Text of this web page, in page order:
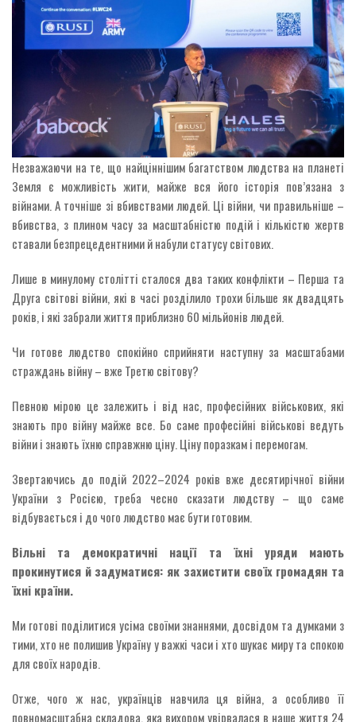
Незважаючи на те, що найціннішим багатством людства на планеті
Земля є можливість жити, майже вся його історія пов’язана з
війнами. А точніше зі вбивствами людей. Ці війни, чи правильніше –
вбивства, з плином часу за масштабністю подій і кількістю жертв
ставали безпрецедентними й набули статусу світових.
Лише в минулому столітті сталося два таких конфлікти – Перша та
Друга світові війни, які в часі розділило трохи більше як двадцять
років, і які забрали життя приблизно 60 мільйонів людей.
Чи готове людство спокійно сприйняти наступну за масштабами
страждань війну – вже Третю світову?
Певною мірою це залежить і від нас, професійних військових, які
знають про війну майже все. Бо саме професійні військові ведуть
війни і знають їхню справжню ціну. Ціну поразкам і перемогам.
Звертаючись до подій 2022–2024 років вже десятирічної війни
України з Росією, треба чесно сказати людству – що саме
відбувається і до чого людство має бути готовим.
Вільні та демократичні нації та їхні уряди мають
прокинутися й задуматися: як захистити своїх громадян та
їхні країни.
Ми готові поділитися усіма своїми знаннями, досвідом та думками з
тими, хто не полишив Україну у важкі часи і хто шукає миру та спокою
для своїх народів.
Отже, чого ж нас, українців навчила ця війна, а особливо її
повномасштабна складова, яка вихором увірвалася в наше життя 24